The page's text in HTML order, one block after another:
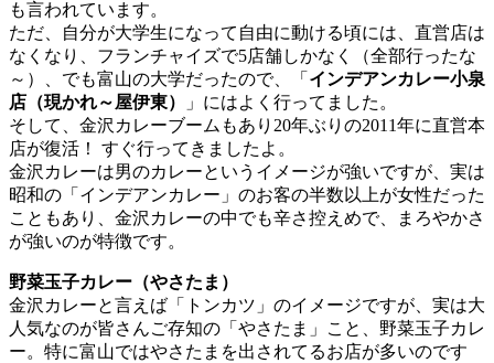
も言われています。
ただ、自分が大学生になって自由に動ける頃には、直営店は
なくなり、フランチャイズで5店舗しかなく（全部行ったな
～）、でも富山の大学だったので、「 インデアンカレー小泉
店（現かれ～屋伊東）
」にはよく行ってました。
そして、金沢カレーブームもあり20年ぶりの2011年に直営本
店が復活！ すぐ行ってきましたよ。
金沢カレーは男のカレーというイメージが強いですが、実は
昭和の「インデアンカレー」のお客の半数以上が女性だった
こともあり、金沢カレーの中でも辛さ控えめで、まろやかさ
が強いのが特徴です。
野菜玉子カレー（やさたま）
金沢カレーと言えば「トンカツ」のイメージですが、実は大
人気なのが皆さんご存知の「やさたま」こと、野菜玉子カレ
ー。特に富山ではやさたまを出されてるお店が多いのです